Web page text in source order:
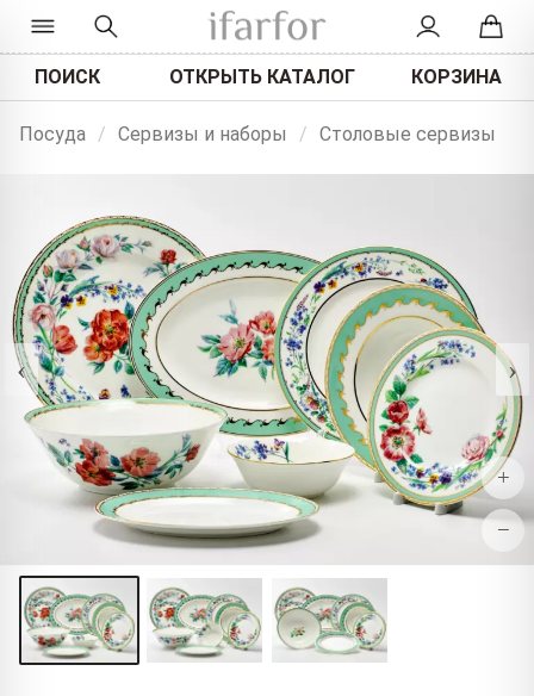
ПОИСК ОТКРЫТЬ КАТАЛОГ КОРЗИНА
Посуда / Сервизы и наборы / Столовые сервизы
‹ ›
+
−